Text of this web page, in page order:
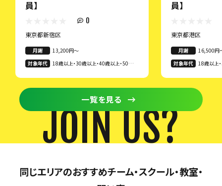
員】
0
東京都新宿区
月謝
13,200円〜
対象年代
18歳以上・30歳以上・40歳以上・50歳以
員】
東京都港区
月謝
16,500円
対象年代
18歳以上
一覧を見る
JOIN US?
同じエリアのおすすめチーム・スクール・教室・